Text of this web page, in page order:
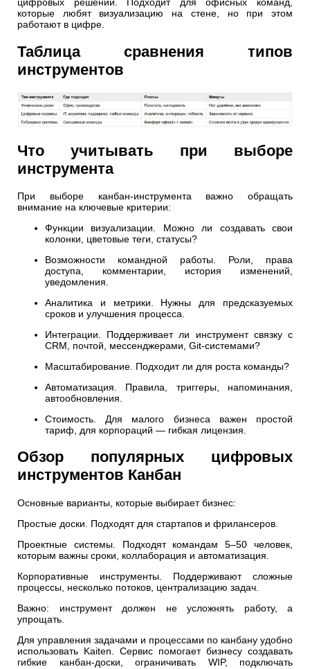
цифровых решений. Подходит для офисных команд,
которые любят визуализацию на стене, но при этом
работают в цифре.
Таблица сравнения типов
инструментов
Что учитывать при выборе
инструмента
При выборе канбан-инструмента важно обращать
внимание на ключевые критерии:
Функции визуализации. Можно ли создавать свои
колонки, цветовые теги, статусы?
Возможности командной работы. Роли, права
доступа, комментарии, история изменений,
уведомления.
Аналитика и метрики. Нужны для предсказуемых
сроков и улучшения процесса.
Интеграции. Поддерживает ли инструмент связку с
CRM, почтой, мессенджерами, Git-системами?
Масштабирование. Подходит ли для роста команды?
Автоматизация. Правила, триггеры, напоминания,
автообновления.
Стоимость. Для малого бизнеса важен простой
тариф, для корпораций — гибкая лицензия.
Обзор популярных цифровых
инструментов Канбан
Основные варианты, которые выбирает бизнес:
Простые доски. Подходят для стартапов и фрилансеров.
Проектные системы. Подходят командам 5–50 человек,
которым важны сроки, коллаборация и автоматизация.
Корпоративные инструменты. Поддерживают сложные
процессы, несколько потоков, централизацию задач.
Важно: инструмент должен не усложнять работу, а
упрощать.
Для управления задачами и процессами по канбану удобно
использовать Kaiten. Сервис помогает бизнесу создавать
гибкие канбан-доски, ограничивать WIP, подключать